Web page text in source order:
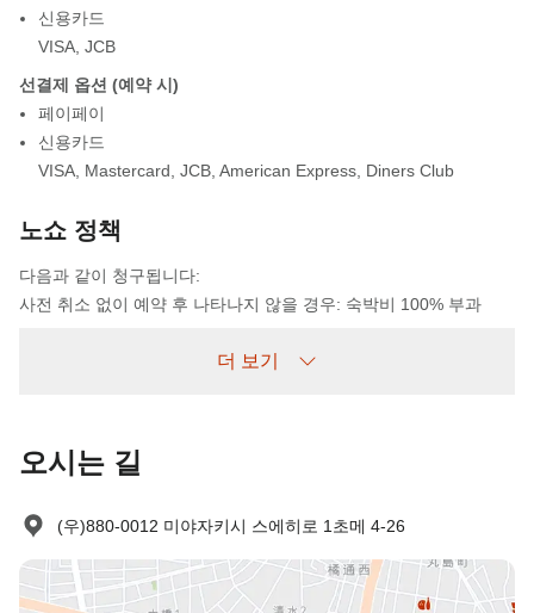
신용카드
VISA JCB
선결제 옵션 (예약 시)
페이페이
신용카드
VISA Mastercard JCB American Express Diners Club
노쇼 정책
다음과 같이 청구됩니다:
사전 취소 없이 예약 후 나타나지 않을 경우: 숙박비 100% 부과
더 보기
오시는 길
(우)880-0012 미야자키시 스에히로 1초메 4-26